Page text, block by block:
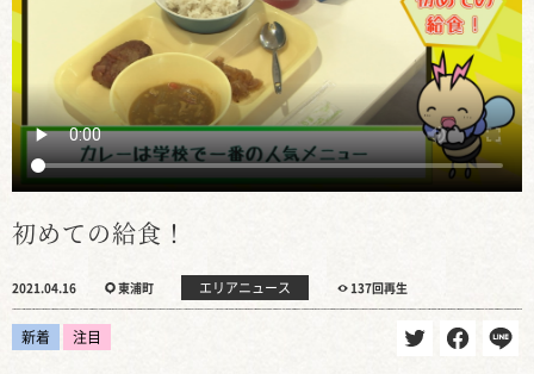
初めての給食！
2021.04.16 東浦町 エリアニュース 137回再生
新着 注目